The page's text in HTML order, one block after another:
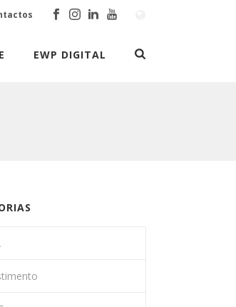
EWP DIGITAL